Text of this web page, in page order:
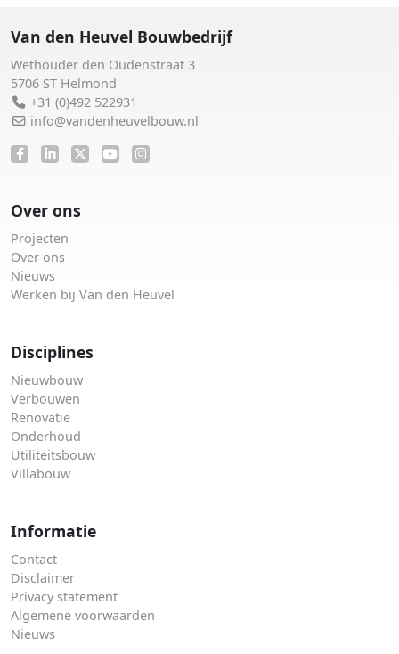
Van den Heuvel Bouwbedrijf
Wethouder den Oudenstraat 3
5706 ST Helmond
+31 (0)492 522931
info@vandenheuvelbouw.nl
Over ons
Projecten
Over ons
Nieuws
Werken bij Van den Heuvel
Disciplines
Nieuwbouw
Verbouwen
Renovatie
Onderhoud
Utiliteitsbouw
Villabouw
Informatie
Contact
Disclaimer
Privacy statement
Algemene voorwaarden
Nieuws